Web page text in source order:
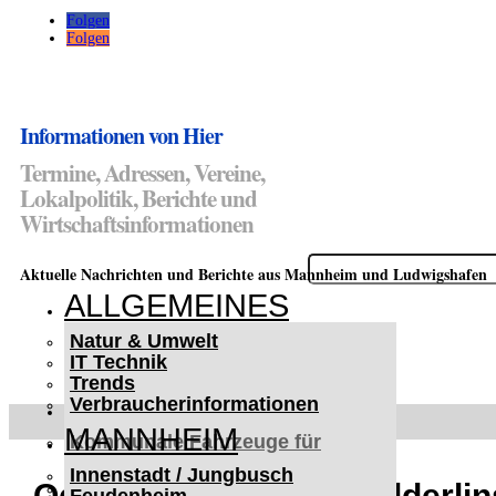
Folgen
Folgen
Informationen von Hier
Termine, Adressen, Vereine,
Lokalpolitik, Berichte und
Wirtschaftsinformationen
Suchen
nach:
Aktuelle Nachrichten und Berichte aus Mannheim und Ludwigshafen
ALLGEMEINES
Natur & Umwelt
IT Technik
Trends
Verbraucherinformationen
MANNHEIM
Innenstadt / Jungbusch
< UKRAINE >
Kommunale Fahrzeuge für
Czernowitz
Nutzfahrzeuge für Czernowitz